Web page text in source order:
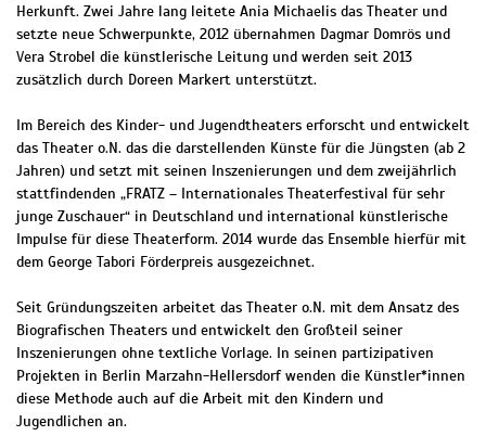
Herkunft. Zwei Jahre lang leitete Ania Michaelis das Theater und
setzte neue Schwerpunkte, 2012 übernahmen Dagmar Domrös und
Vera Strobel die künstlerische Leitung und werden seit 2013
zusätzlich durch Doreen Markert unterstützt.
Im Bereich des Kinder- und Jugendtheaters erforscht und entwickelt
das Theater o.N. das die darstellenden Künste für die Jüngsten (ab 2
Jahren) und setzt mit seinen Inszenierungen und dem zweijährlich
stattfindenden „FRATZ – Internationales Theaterfestival für sehr
junge Zuschauer“ in Deutschland und international künstlerische
Impulse für diese Theaterform. 2014 wurde das Ensemble hierfür mit
dem George Tabori Förderpreis ausgezeichnet.
Seit Gründungszeiten arbeitet das Theater o.N. mit dem Ansatz des
Biografischen Theaters und entwickelt den Großteil seiner
Inszenierungen ohne textliche Vorlage. In seinen partizipativen
Projekten in Berlin Marzahn-Hellersdorf wenden die Künstler*innen
diese Methode auch auf die Arbeit mit den Kindern und
Jugendlichen an.